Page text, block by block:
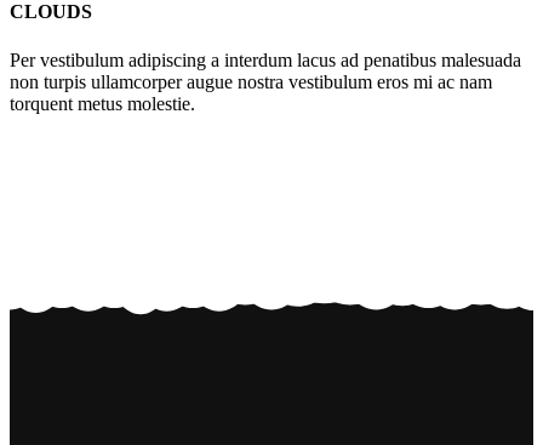
CLOUDS
Per vestibulum adipiscing a interdum lacus ad penatibus malesuada
non turpis ullamcorper augue nostra vestibulum eros mi ac nam
torquent metus molestie.